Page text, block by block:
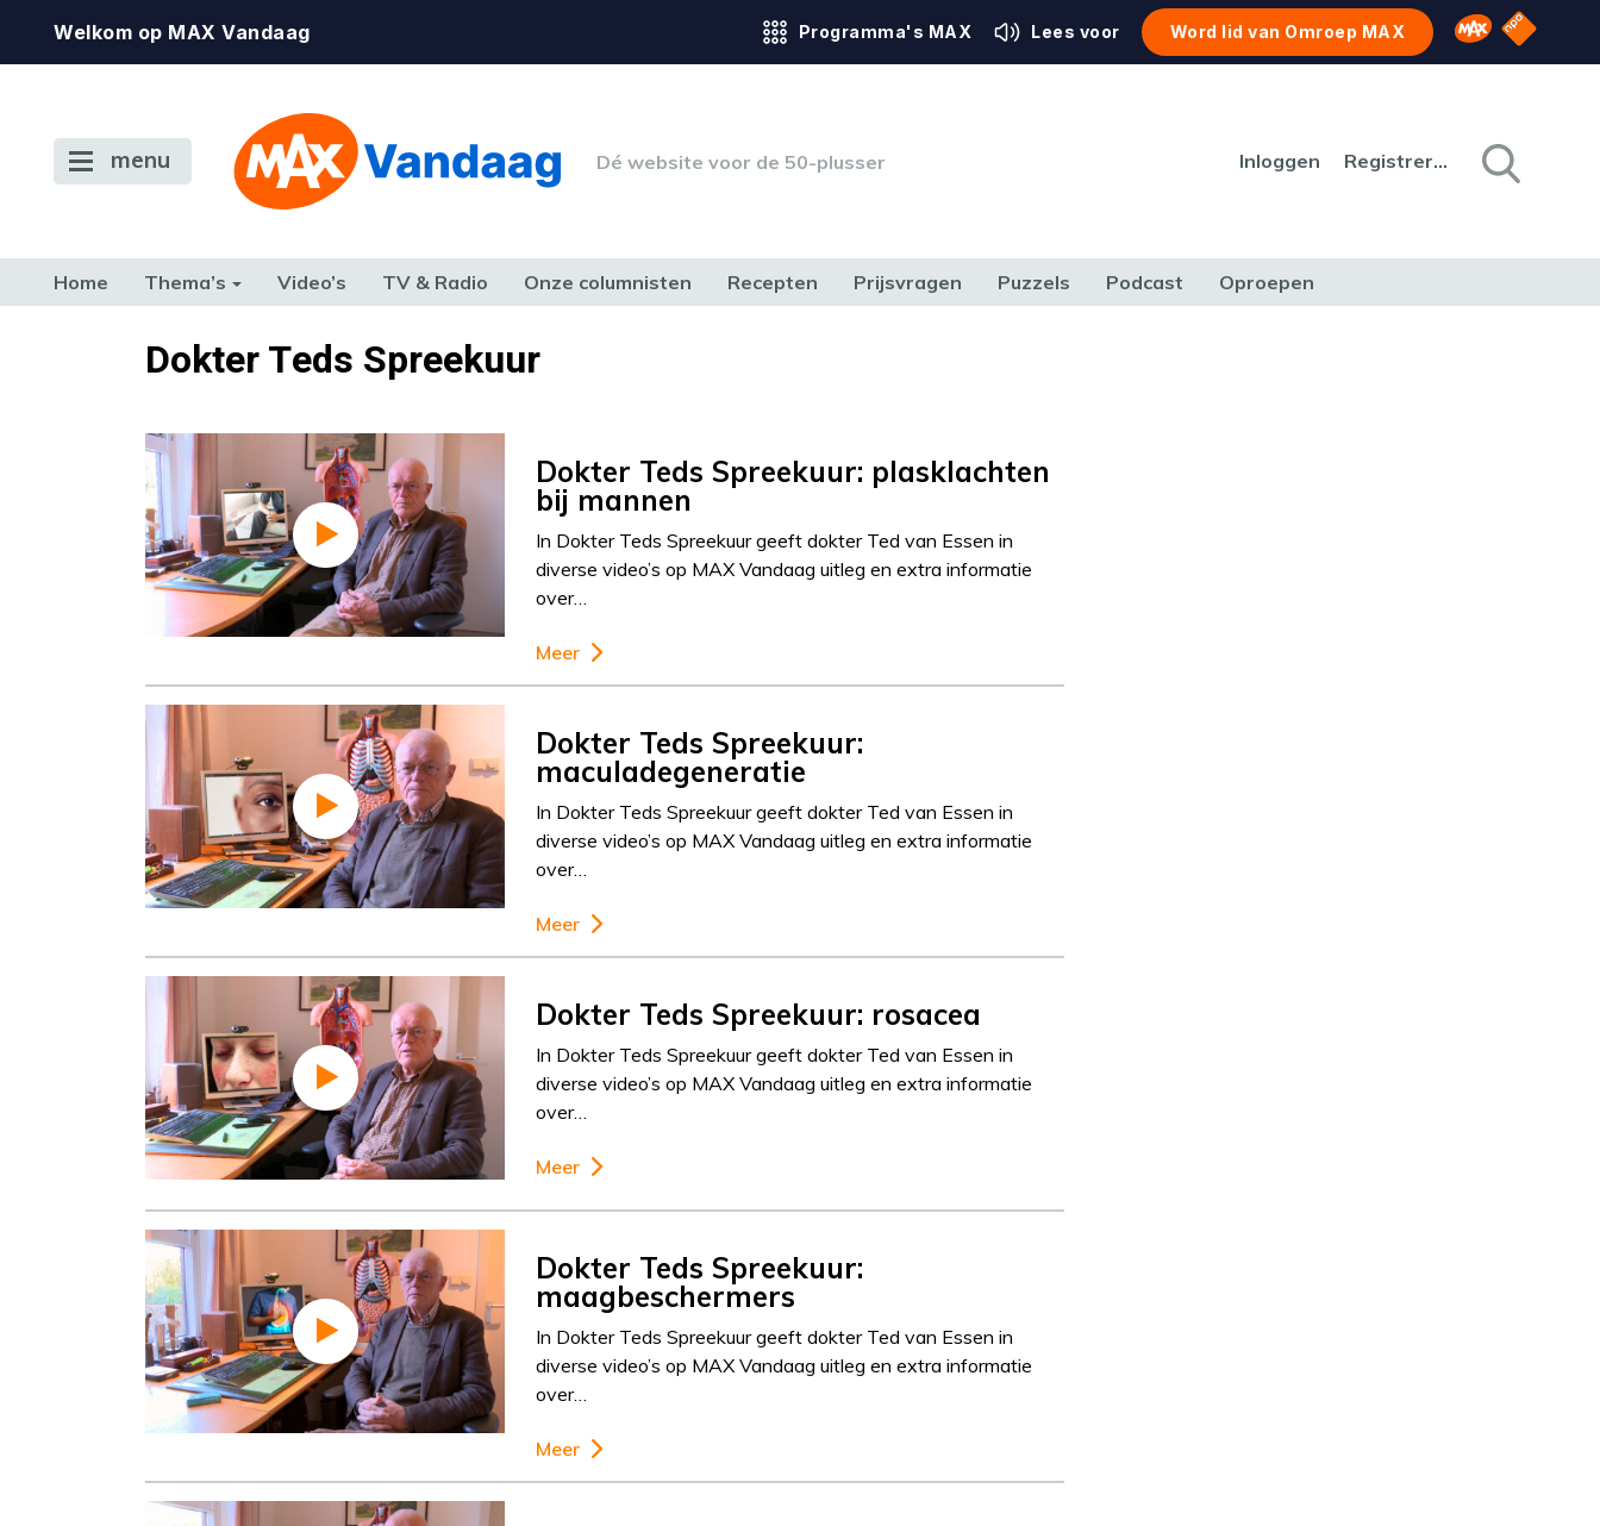
Welkom op MAX Vandaag Programma's MAX Lees voor Word lid van Omroep MAX Omroep MAX
NPO
menu Dé website voor de 50-plusser Inloggen Registreren
Home Thema’s Video’s TV & Radio Onze columnisten Recepten Prijsvragen Puzzels Podcast Oproepen
TERUG NAAR TOENDokter Teds Spreekuur
Dokter Teds Spreekuur: plasklachten
bij mannen
In Dokter Teds Spreekuur geeft dokter Ted van Essen in
diverse video’s op MAX Vandaag uitleg en extra informatie
over…
Meer
Dokter Teds Spreekuur:
maculadegeneratie
In Dokter Teds Spreekuur geeft dokter Ted van Essen in
diverse video’s op MAX Vandaag uitleg en extra informatie
over…
Meer
Dokter Teds Spreekuur: rosacea
In Dokter Teds Spreekuur geeft dokter Ted van Essen in
diverse video’s op MAX Vandaag uitleg en extra informatie
over…
Meer
Dokter Teds Spreekuur:
maagbeschermers
In Dokter Teds Spreekuur geeft dokter Ted van Essen in
diverse video’s op MAX Vandaag uitleg en extra informatie
over…
Meer